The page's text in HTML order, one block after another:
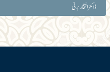
ڈاکٹر افتخار برنی